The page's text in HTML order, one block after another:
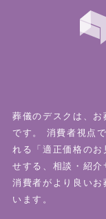
葬儀のデスクは、
です。
消費者視点
れる「適正価格のお
せする、相談・紹介
消費者がより良い
います。